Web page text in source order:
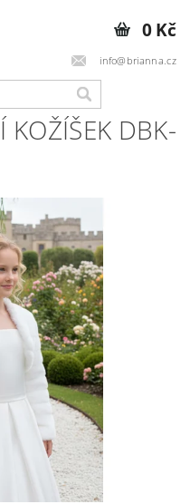
info@brianna.cz
0 Kč
KOŽÍŠEK DBK-